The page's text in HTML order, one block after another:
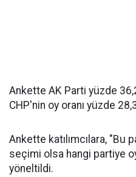
Ankette AK Parti yüzde
CHP'nin oy oranı yüzde
Ankette katılımcılara, "Bu
seçimi olsa hangi partiye
yöneltildi.